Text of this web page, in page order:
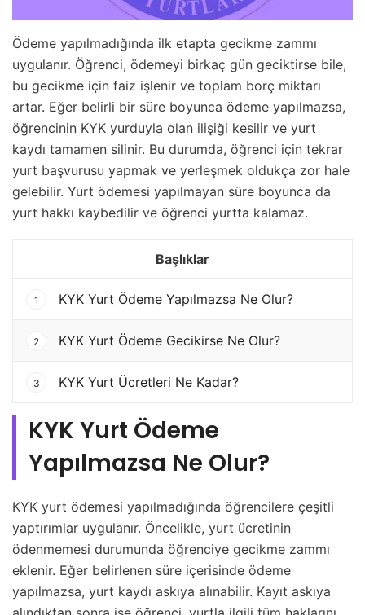
Ödeme yapılmadığında ilk etapta gecikme zammı
uygulanır. Öğrenci, ödemeyi birkaç gün geciktirse bile,
bu gecikme için faiz işlenir ve toplam borç miktarı
artar. Eğer belirli bir süre boyunca ödeme yapılmazsa,
öğrencinin KYK yurduyla olan ilişiği kesilir ve yurt
kaydı tamamen silinir. Bu durumda, öğrenci için tekrar
yurt başvurusu yapmak ve yerleşmek oldukça zor hale
gelebilir. Yurt ödemesi yapılmayan süre boyunca da
yurt hakkı kaybedilir ve öğrenci yurtta kalamaz.
Başlıklar
1 KYK Yurt Ödeme Yapılmazsa Ne Olur?
2 KYK Yurt Ödeme Gecikirse Ne Olur?
3 KYK Yurt Ücretleri Ne Kadar?
KYK Yurt Ödeme
Yapılmazsa Ne Olur?
KYK yurt ödemesi yapılmadığında öğrencilere çeşitli
yaptırımlar uygulanır. Öncelikle, yurt ücretinin
ödenmemesi durumunda öğrenciye gecikme zammı
eklenir. Eğer belirlenen süre içerisinde ödeme
yapılmazsa, yurt kaydı askıya alınabilir. Kayıt askıya